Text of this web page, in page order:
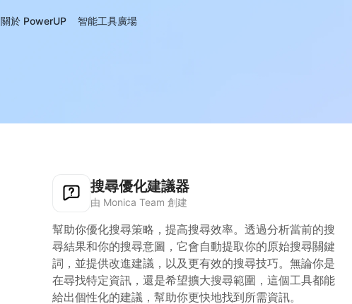
關於 PowerUP 智能工具廣場
搜尋優化建議器
由 Monica Team 創建
幫助你優化搜尋策略，提高搜尋效率。透過分析當前的搜
尋結果和你的搜尋意圖，它會自動提取你的原始搜尋關鍵
詞，並提供改進建議，以及更有效的搜尋技巧。無論你是
在尋找特定資訊，還是希望擴大搜尋範圍，這個工具都能
給出個性化的建議，幫助你更快地找到所需資訊。